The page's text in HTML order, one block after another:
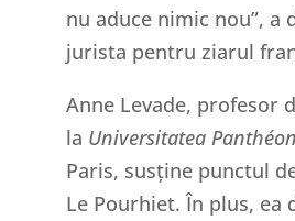
nu aduce nimic nou”, a
jurista pentru ziarul
Anne Levade, profesor
la Universitatea
Paris, susține punctul
Le Pourhiet. În plus, ea